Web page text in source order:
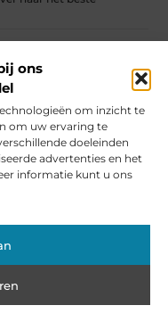
ons
om inzicht te
om uw ervaring te
doeleinden
advertenties en het
informatie kunt u ons
Over ons Ons team
naar Inkomensbron